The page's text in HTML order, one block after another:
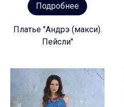
Подробнее
Платье "Андрэ (макси).
Пейсли"